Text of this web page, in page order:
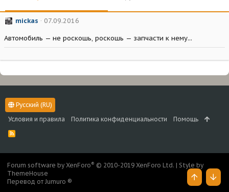
mickas 07.09.2016
Автомобиль — не роскошь, роскошь — запчасти к нему...
Русский (RU)
Условия и правила
Политика конфиденциальности Помощь
R
Forum software by XenForo® © 2010-2019 XenForo Ltd. | Style by
ThemeHouse
Перевод от Jumuro ®
Верх Низ